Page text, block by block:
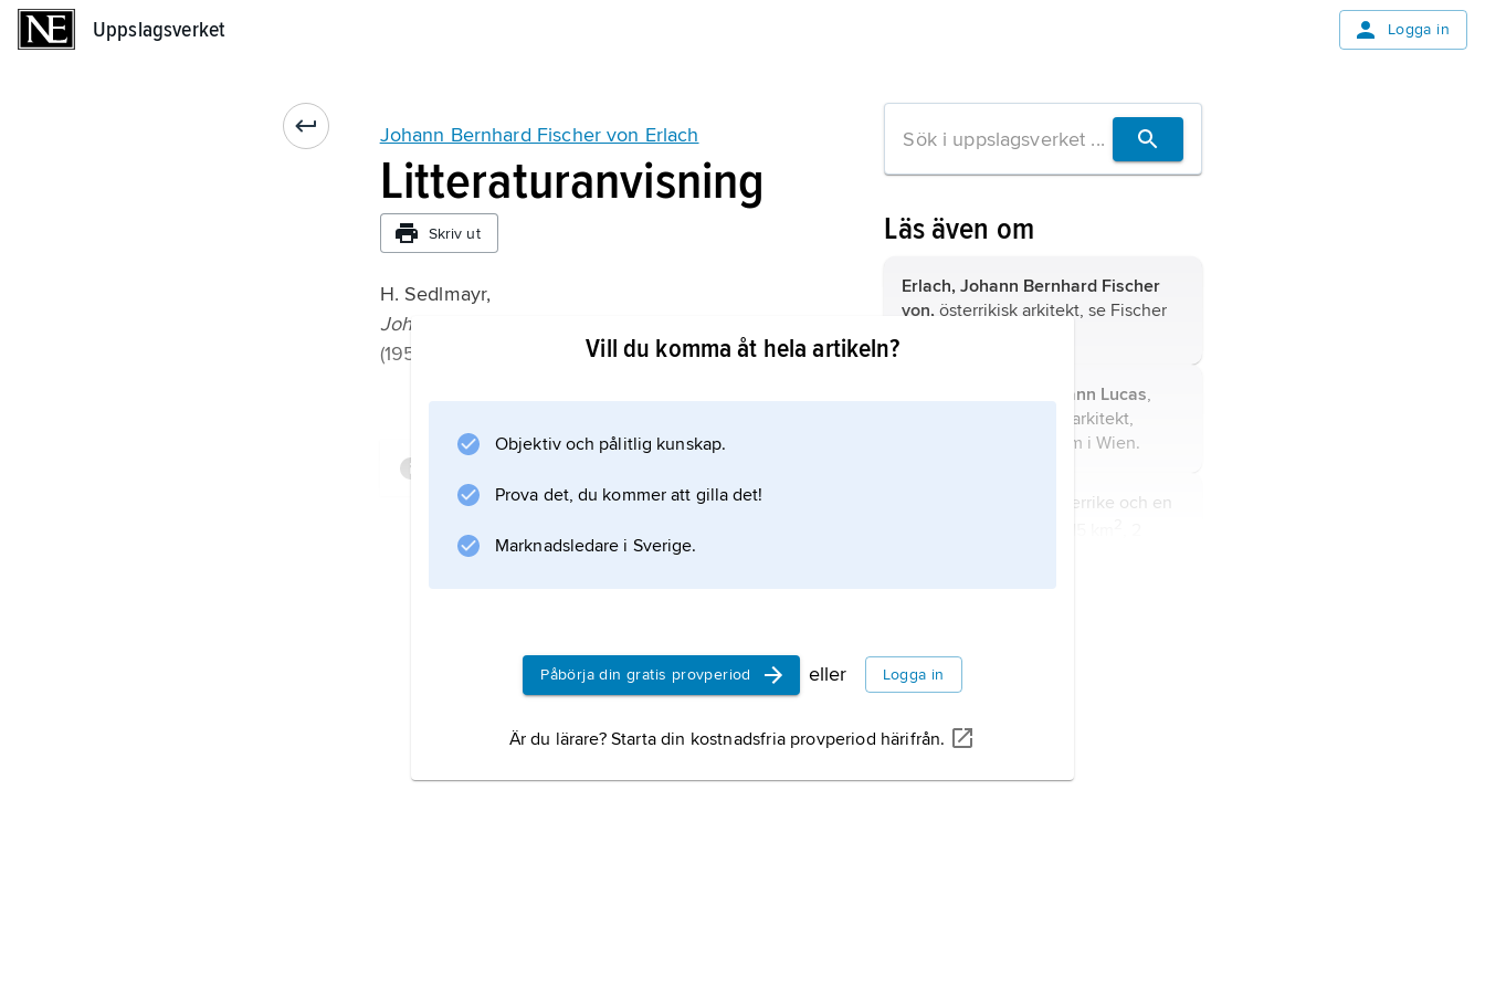
Uppslagsverket Logga in
Johann Bernhard Fischer von Erlach
Litteraturanvisning
Skriv ut
H. Sedlmayr,
Johann Bernhard Fischer von Erlach
(1956).
Vill du komma åt hela artikeln?
Objektiv och pålitlig kunskap.
Prova det, du kommer att gilla det!
Marknadsledare i Sverige.
Påbörja din gratis provperiod eller Logga in
Är du lärare? Starta din kostnadsfria provperiod härifrån.
Läs även om
Erlach, Johann Bernhard Fischer
von, österrikisk arkitekt, se Fischer
Johann Lucas,
1668–1745, österrikisk arkitekt,
huvudsakligen verksam i Wien.
, huvudstad i Österrike och en